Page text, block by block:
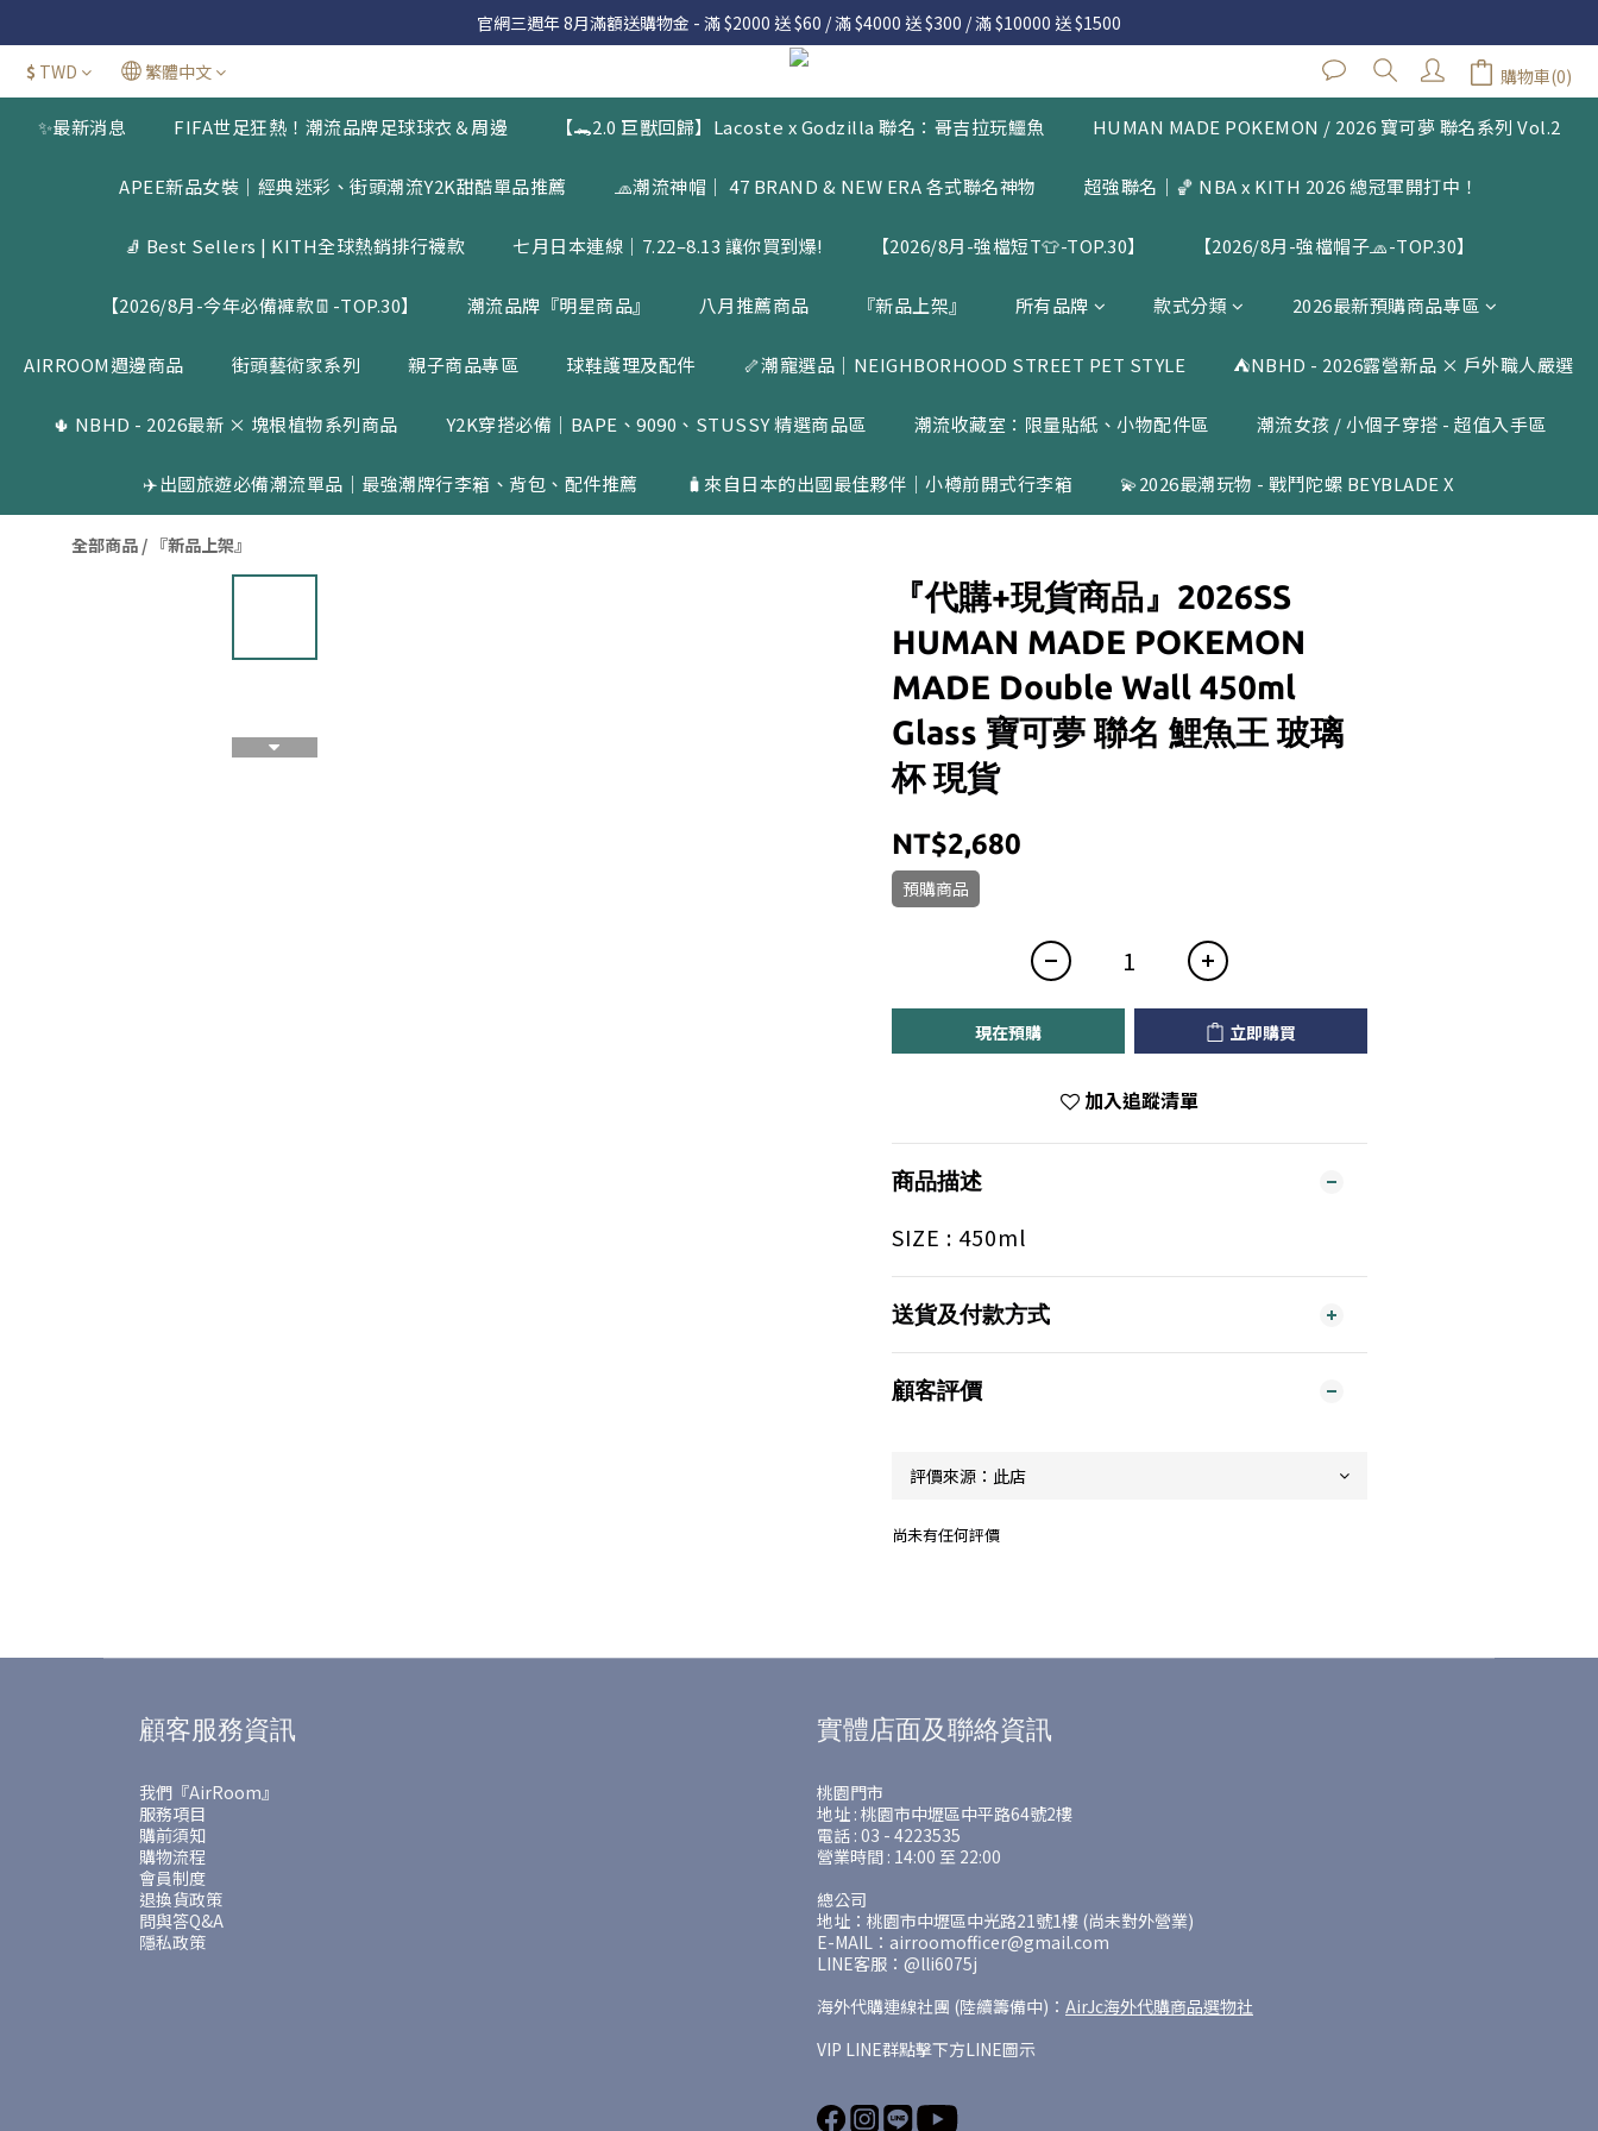
官網三週年 8月滿額送購物金 - 滿 $2000 送 $60 / 滿 $4000 送 $300 / 滿 $10000 送 $1500
官網三週年 8月滿額送購物金 - 滿 $2000 送 $60 / 滿 $4000 送 $300 / 滿 $10000 送 $1500
7.22 – 8.13 日本連線中，絕對讓你買到爆
新加入會員享有 $50購物金  |  消費滿$5000即可免運  |  會員好康制度請詳閱公告
$ TWD 繁體中文 購物車(0)
✨最新消息 FIFA世足狂熱！潮流品牌足球球衣＆周邊 【🐊2.0 巨獸回歸】Lacoste x Godzilla 聯名：哥吉拉玩鱷魚 HUMAN MADE POKEMON / 2026 寶可夢 聯名系列 Vol.2
APEE新品女裝｜經典迷彩、街頭潮流Y2K甜酷單品推薦 🧢潮流神帽｜ 47 BRAND & NEW ERA 各式聯名神物 超強聯名｜🏀 NBA x KITH 2026 總冠軍開打中！
🧦 Best Sellers | KITH全球熱銷排行襪款 七月日本連線｜7.22–8.13 讓你買到爆! 【2026/8月-強檔短T👕-TOP.30】 【2026/8月-強檔帽子🧢-TOP.30】
【2026/8月-今年必備褲款👖-TOP.30】 潮流品牌『明星商品』 八月推薦商品 『新品上架』 所有品牌 款式分類 2026最新預購商品專區
AIRROOM週邊商品 街頭藝術家系列 親子商品專區 球鞋護理及配件 🦴潮寵選品｜NEIGHBORHOOD STREET PET STYLE ⛺️NBHD - 2026露營新品 × 戶外職人嚴選
🌵 NBHD - 2026最新 × 塊根植物系列商品 Y2K穿搭必備｜BAPE、9090、STUSSY 精選商品區 潮流收藏室：限量貼紙、小物配件區 潮流女孩 / 小個子穿搭 - 超值入手區
✈️出國旅遊必備潮流單品｜最強潮牌行李箱、背包、配件推薦 🧳來自日本的出國最佳夥伴｜小樽前開式行李箱 💫2026最潮玩物 - 戰鬥陀螺 BEYBLADE X
全部商品 / 『新品上架』
『代購+現貨商品』2026SS
HUMAN MADE POKEMON
MADE Double Wall 450ml
Glass 寶可夢 聯名 鯉魚王 玻璃
杯 現貨
NT$2,680
預購商品
現在預購 立即購買
加入追蹤清單
商品描述
SIZE : 450ml
送貨及付款方式
顧客評價
尚未有任何評價
立即購買
顧客服務資訊
我們『AirRoom』
服務項目
購前須知
購物流程
會員制度
退換貨政策
問與答Q&A
隱私政策
實體店面及聯絡資訊
桃園門市
地址 : 桃園市中壢區中平路64號2樓
電話 : 03 - 4223535
營業時間 : 14:00 至 22:00
總公司
地址：桃園市中壢區中光路21號1樓 (尚未對外營業)
E-MAIL：airroomofficer@gmail.com
LINE客服：@lli6075j
海外代購連線社團 (陸續籌備中)： AirJc海外代購商品選物社
VIP LINE群點擊下方LINE圖示